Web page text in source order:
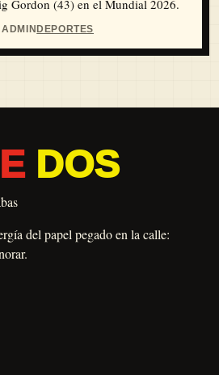
Gordon (43) en el Mundial 2026.
ADMIN DEPORTES
DOS
del papel pegado en la calle: